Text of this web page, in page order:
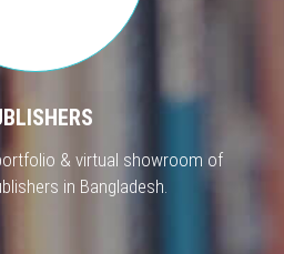
& virtual showroom of
in Bangladesh.